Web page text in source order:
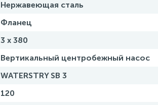
Нержавеющая сталь
Фланец
3 х 380
Вертикальный центробежный насос
WATERSTRY SB 3
120